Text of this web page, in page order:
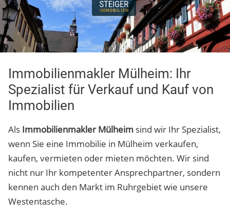
Immobilienmakler Mülheim: Ihr
Spezialist für Verkauf und Kauf von
Immobilien
Als Immobilienmakler Mülheim sind wir Ihr Spezialist,
wenn Sie eine Immobilie in Mülheim verkaufen,
kaufen, vermieten oder mieten möchten. Wir sind
nicht nur Ihr kompetenter Ansprechpartner, sondern
kennen auch den Markt im Ruhrgebiet wie unsere
Westentasche.